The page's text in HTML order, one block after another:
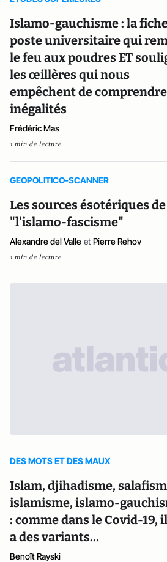
Islamo-gauchisme : la
poste universitaire qui
le feu aux poudres ET
les œillères qui nous
empêchent de
inégalités
Frédéric Mas
1 min de lecture
GEOPOLITICO-SCANNER
Les sources ésotériques de
"l'islamo-fascisme"
Alexandre del Valle et Pierre Rehov
1 min de lecture
DES MOTS ET DES MAUX
Islam, djihadisme,
islamisme, islamo-
: comme dans le Covid-19,
a des variants…
Benoît Rayski